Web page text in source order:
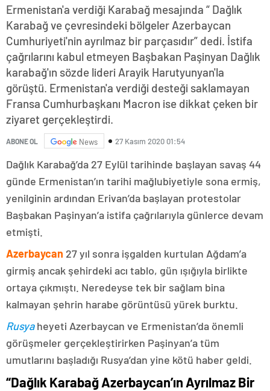
Ermenistan'a verdiği Karabağ mesajında “ Dağlık
Karabağ ve çevresindeki bölgeler Azerbaycan
Cumhuriyeti'nin ayrılmaz bir parçasıdır” dedi. İstifa
çağrılarını kabul etmeyen Başbakan Paşinyan Dağlık
karabağ'ın sözde lideri Arayik Harutyunyan'la
görüştü. Ermenistan'a verdiği desteği saklamayan
Fransa Cumhurbaşkanı Macron ise dikkat çeken bir
ziyaret gerçekleştirdi.
ABONE OL News 27 Kasım 2020 01:54
Dağlık Karabağ’da 27 Eylül tarihinde başlayan savaş 44
günde Ermenistan’ın tarihi mağlubiyetiyle sona ermiş,
yenilginin ardından Erivan’da başlayan protestolar
Başbakan Paşinyan’a istifa çağrılarıyla günlerce devam
etmişti.
Azerbaycan 27 yıl sonra işgalden kurtulan Ağdam’a
girmiş ancak şehirdeki acı tablo, gün ışığıyla birlikte
ortaya çıkmıştı. Neredeyse tek bir sağlam bina
kalmayan şehrin harabe görüntüsü yürek burktu.
Rusyaheyeti Azerbaycan ve Ermenistan’da önemli
görüşmeler gerçekleştirirken Paşinyan’a tüm
umutlarını başladığı Rusya’dan yine kötü haber geldi.
“Dağlık Karabağ Azerbaycan’ın Ayrılmaz Bir